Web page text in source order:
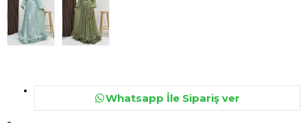
Whatsapp İle Sipariş ver